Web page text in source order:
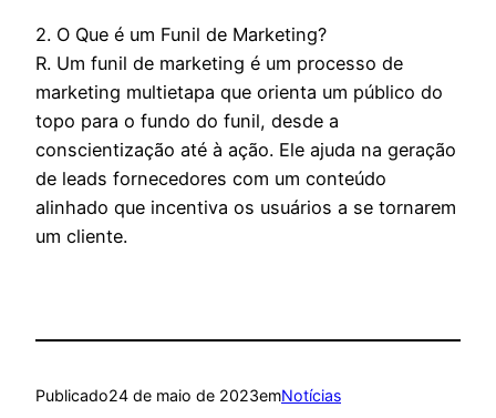
2. O Que é um Funil de Marketing?
R. Um funil de marketing é um processo de
marketing multietapa que orienta um público do
topo para o fundo do funil, desde a
conscientização até à ação. Ele ajuda na geração
de leads fornecedores com um conteúdo
alinhado que incentiva os usuários a se tornarem
um cliente.
Publicado24 de maio de 2023emNotícias